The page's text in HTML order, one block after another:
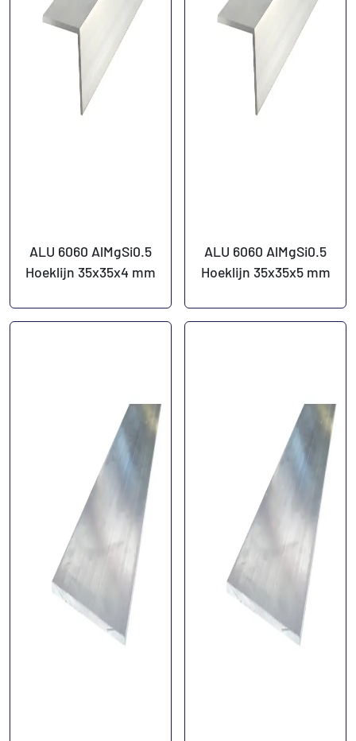
ALU 6060 AlMgSi0.5
Hoeklijn 35x35x4 mm
ALU 6060 AlMgSi0.5
Hoeklijn 35x35x5 mm